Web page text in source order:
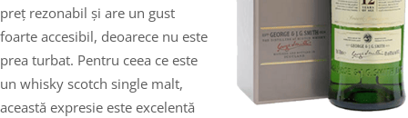
preț rezonabil și are un gust
foarte accesibil, deoarece nu este
prea turbat. Pentru ceea ce este
un whisky scotch single malt,
această expresie este excelentă